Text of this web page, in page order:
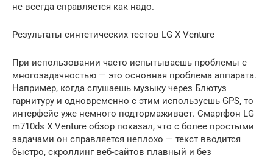
не всегда справляется как надо.
Результаты синтетических тестов LG X Venture
При использовании часто испытываешь проблемы с
многозадачностью — это основная проблема аппарата.
Например, когда слушаешь музыку через Блютуз
гарнитуру и одновременно с этим используешь GPS, то
интерфейс уже немного подтормаживает. Смартфон LG
m710ds X Venture обзор показал, что с более простыми
задачами он справляется неплохо — текст вводится
быстро, скроллинг веб-сайтов плавный и без